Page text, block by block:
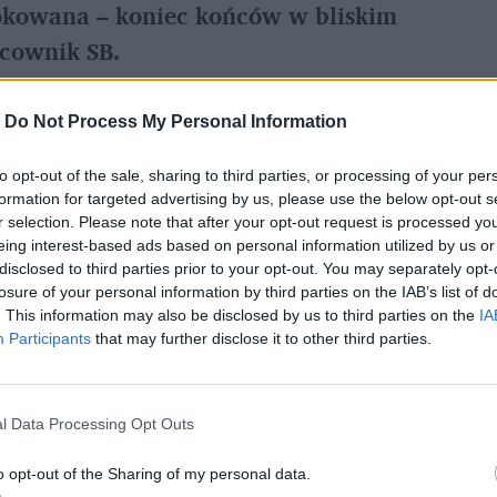
Do Not Process My Personal Information
opt-out of the sale, sharing to third parties, or processing of your
for targeted advertising by us, please use the below opt-out
selection. Please note that after your opt-out request is processed
interest-based ads based on personal information utilized by us
to third parties prior to your opt-out. You may separately
of your personal information by third parties on the IAB’s list of
This information may also be disclosed by us to third parties on the
Participants that may further disclose it to other third parties.
Data Processing Opt Outs
opt-out of the Sharing of my personal data.
– koniec końców w bliskim
SB.
medium w Google
współpracy K. Kujdy z SB i nie wie, z jakiego
w zbiorze zastrzeżonym. Sprawę będzie
Prawa i Sprawiedliwości, który